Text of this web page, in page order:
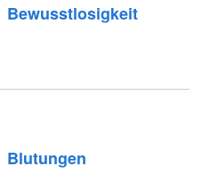
Bewusstlosigkeit
Blutungen